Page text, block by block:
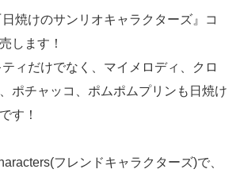
焼けのサンリオキャラクターズ』コ
します！
ィだけでなく、マイメロディ、クロ
ポチャッコ、ポムポムプリンも日焼け
す！
フレンドキャラクターズ)で、